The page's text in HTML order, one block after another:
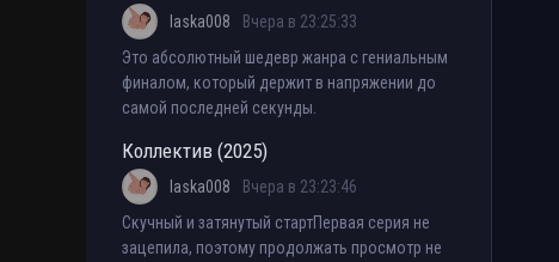
laska008
Вчера в 23:25:33
Это абсолютный шедевр жанра с гениальным
финалом, который держит в напряжении до
самой последней секунды.
Коллектив (2025)
laska008
Вчера в 23:23:46
Скучный и затянутый стартПервая серия не
зацепила, поэтому продолжать просмотр не